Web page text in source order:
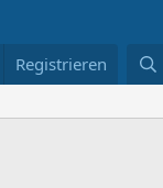
Registrieren